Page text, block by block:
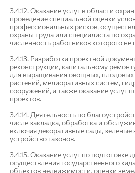
3.4.12. Оказание услуг в области
проведение специальной оценки
профессиональных рисков,
охраны труда или специалиста по
численность работников которого
3.4.13. Разработка проектной
реконструкции, капитальному
для выращивания овощных, плодовых
растений, мелиоративных систем,
сооружений, а также оказание услуг
проектов.
3.4.14. Деятельность по
числе закладка, обработка и
включая декоративные сады, зеленые
устройство газонов.
3.4.15. Оказание услуг по подготовке
осуществления государственного
объектов недвижимости, оценки